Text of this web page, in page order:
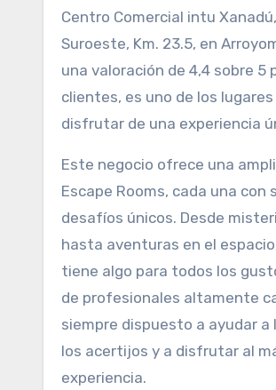
Centro Comercial intu
Suroeste, Km. 23.5, en
una valoración de 4,4 sobre 5
clientes, es uno de los
disfrutar de una experiencia
Este negocio ofrece una
Escape Rooms, cada una
desafíos únicos. Desde
hasta aventuras en el
tiene algo para todos los
de profesionales altamente
siempre dispuesto a ayudar
los acertijos y a disfrutar al
experiencia.